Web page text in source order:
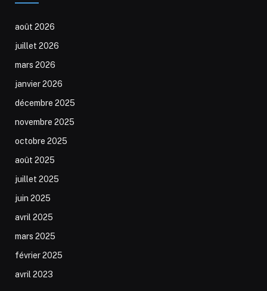
août 2026
juillet 2026
mars 2026
janvier 2026
décembre 2025
novembre 2025
octobre 2025
août 2025
juillet 2025
juin 2025
avril 2025
mars 2025
février 2025
avril 2023